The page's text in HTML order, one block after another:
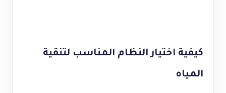
كيفية اختيار النظام المناسب لتنقية
المياه